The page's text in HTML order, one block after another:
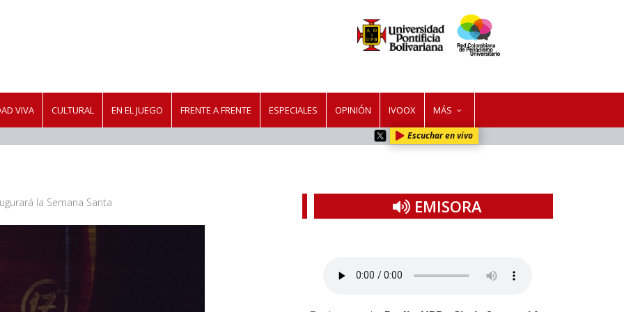
VIVA CULTURAL EN EL JUEGO FRENTE A FRENTE ESPECIALES OPINIÓN IVOOX MÁS
Escuchar en vivo
la Semana Santa EMISORA